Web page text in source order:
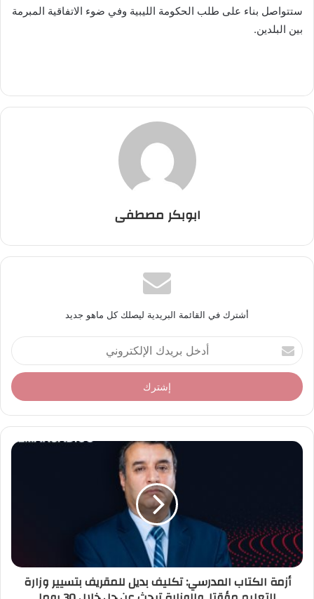
ستتواصل بناء على طلب الحكومة الليبية وفي ضوء الاتفاقية المبرمة
بين البلدين.
ابوبكر مصطفى
أشترك في القائمة البريدية ليصلك كل ماهو جديد
أ
د
خ
ل
ر
د
ل
ك
ت
ر
أزمة الكتاب المدرسي: تكليف بديل للمقريف بتسيير وزارة